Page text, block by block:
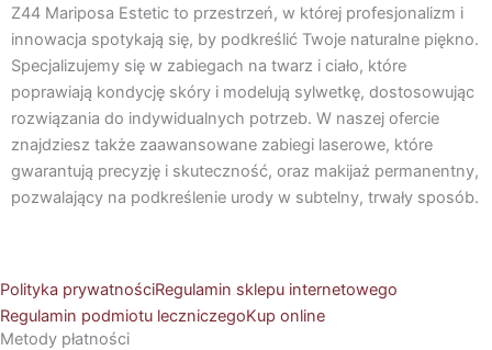
e
b
o
o
k
t
a
g
r
a
m
Z44 Mariposa Estetic to przestrzeń, w której profesjonalizm i
innowacja spotykają się, by podkreślić Twoje naturalne piękno.
Specjalizujemy się w zabiegach na twarz i ciało, które
poprawiają kondycję skóry i modelują sylwetkę, dostosowując
rozwiązania do indywidualnych potrzeb. W naszej ofercie
znajdziesz także zaawansowane zabiegi laserowe, które
gwarantują precyzję i skuteczność, oraz makijaż permanentny,
pozwalający na podkreślenie urody w subtelny, trwały sposób.
Polityka prywatnościRegulamin sklepu internetowego
Regulamin podmiotu leczniczegoKup online
Metody płatności